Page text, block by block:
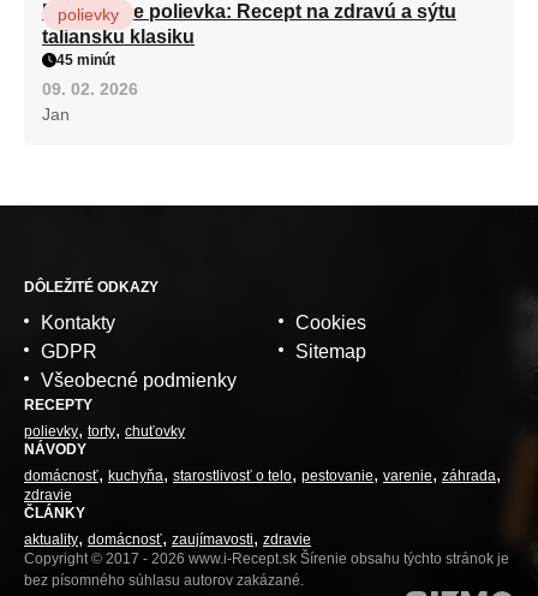
Minestrone polievka: Recept na zdravú a sýtu
taliansku klasiku
polievky
45 minút
09. 02. 2026
Jan
DÔLEŽITÉ ODKAZY
Kontakty
GDPR
Všeobecné podmienky
Cookies
Sitemap
RECEPTY
polievky torty chuťovky
NÁVODY
domácnosť
kuchyňa starostlivosť o telo pestovanie varenie
záhrada
zdravie
ČLÁNKY
aktuality domácnosť zaujímavosti
zdravie
Copyright © 2017 - 2026 www.i-Recept.sk Šírenie obsahu týchto stránok je
bez písomného súhlasu autorov zakázané.